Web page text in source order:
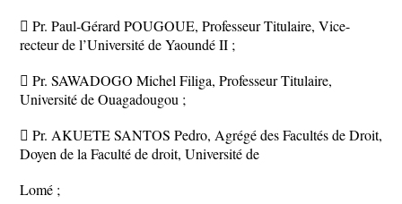
 Pr. Paul-Gérard POUGOUE, Professeur Titulaire, Vice-
recteur de l’Université de Yaoundé II ;
 Pr. SAWADOGO Michel Filiga, Professeur Titulaire,
Université de Ouagadougou ;
 Pr. AKUETE SANTOS Pedro, Agrégé des Facultés de Droit,
Doyen de la Faculté de droit, Université de
Lomé ;